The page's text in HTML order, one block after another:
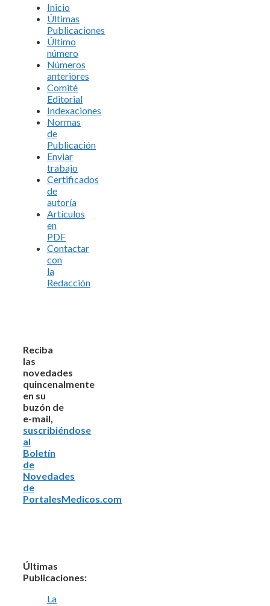
Inicio
Últimas
Publicaciones
Último
número
Números
anteriores
Comité
Editorial
Indexaciones
Normas
de
Publicación
Enviar
trabajo
Certificados
de
autoría
Artículos
en
PDF
Contactar
con
la
Redacción
Reciba
las
novedades
quincenalmente
en su
buzón de
e-mail,
suscribiéndose
al
Boletín
de
Novedades
de
PortalesMedicos.com
Últimas
Publicaciones:
La